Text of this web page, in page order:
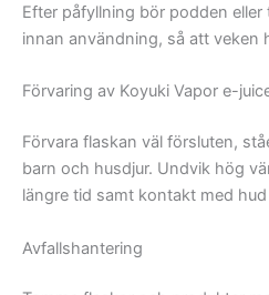
Efter påfyllning bör podden
innan användning, så att veken
Förvaring av Koyuki Vapor e-
Förvara flaskan väl försluten,
barn och husdjur. Undvik hög
längre tid samt kontakt med
Avfallshantering